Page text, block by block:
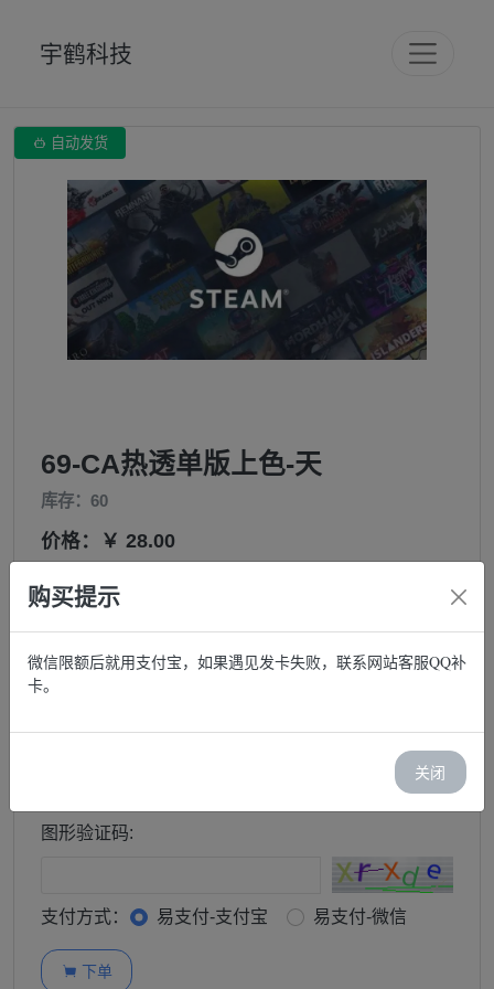
宇鹤科技
 自动发货
69-CA热透单版上色-天
库存：60
价格：￥ 28.00
邮箱:
购买:
图形验证码:
支付方式： 易支付-支付宝 易支付-微信
 下单
购买提示
微信限额后就用支付宝，如果遇见发卡失败，联系网站客服QQ补
卡。
关闭